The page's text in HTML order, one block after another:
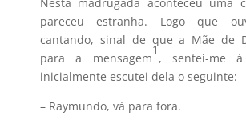
pareceu estranha. Logo que
cantando, sinal de que a Mãe de
para a mensagem
1
, sentei-me
inicialmente escutei dela o seguinte:
– Raymundo, vá para fora.